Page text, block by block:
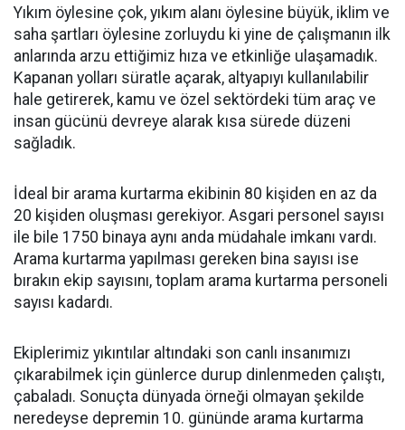
Yıkım öylesine çok, yıkım alanı öylesine büyük, iklim ve
saha şartları öylesine zorluydu ki yine de çalışmanın ilk
anlarında arzu ettiğimiz hıza ve etkinliğe ulaşamadık.
Kapanan yolları süratle açarak, altyapıyı kullanılabilir
hale getirerek, kamu ve özel sektördeki tüm araç ve
insan gücünü devreye alarak kısa sürede düzeni
sağladık.
İdeal bir arama kurtarma ekibinin 80 kişiden en az da
20 kişiden oluşması gerekiyor. Asgari personel sayısı
ile bile 1750 binaya aynı anda müdahale imkanı vardı.
Arama kurtarma yapılması gereken bina sayısı ise
bırakın ekip sayısını, toplam arama kurtarma personeli
sayısı kadardı.
Ekiplerimiz yıkıntılar altındaki son canlı insanımızı
çıkarabilmek için günlerce durup dinlenmeden çalıştı,
çabaladı. Sonuçta dünyada örneği olmayan şekilde
neredeyse depremin 10. gününde arama kurtarma